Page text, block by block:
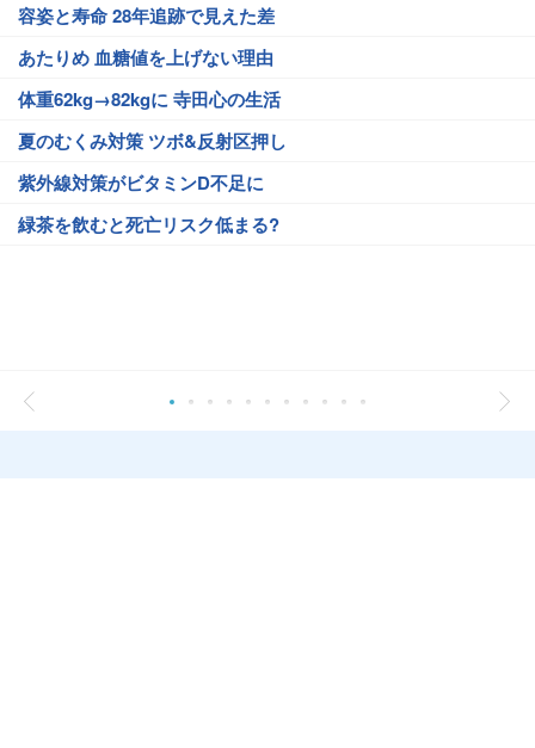
容姿と寿命 28年追跡で見えた差
あたりめ 血糖値を上げない理由
体重62kg→82kgに 寺田心の生活
夏のむくみ対策 ツボ&反射区押し
紫外線対策がビタミンD不足に
緑茶を飲むと死亡リスク低まる?